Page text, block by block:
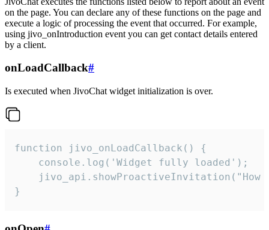
on the page. You can declare any of these functions on the page and
execute a logic of processing the event that occurred. For example,
using jivo_onIntroduction event you can get contact details entered
by a client.
onLoadCallback#
Is executed when JivoChat widget initialization is over.
function jivo_onLoadCallback() {
    console.log('Widget fully loaded');
jivo_api.showProactiveInvitation("How
}